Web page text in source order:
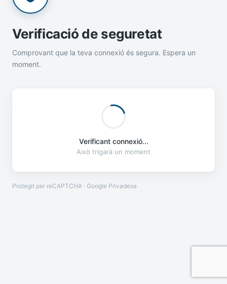
Verificació de seguretat
Comprovant que la teva connexió és segura. Espera un
moment.
Verificant connexió...
Això trigarà un moment
Protegit per reCAPTCHA · Google Privadesa